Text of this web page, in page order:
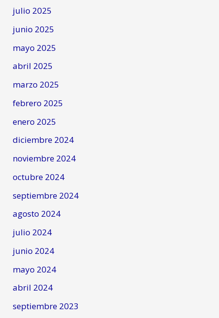
julio 2025
junio 2025
mayo 2025
abril 2025
marzo 2025
febrero 2025
enero 2025
diciembre 2024
noviembre 2024
octubre 2024
septiembre 2024
agosto 2024
julio 2024
junio 2024
mayo 2024
abril 2024
septiembre 2023